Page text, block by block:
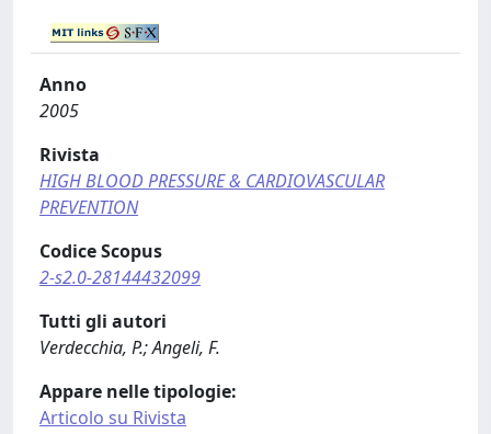
Anno
2005
Rivista
HIGH BLOOD PRESSURE & CARDIOVASCULAR
PREVENTION
Codice Scopus
2-s2.0-28144432099
Tutti gli autori
Verdecchia, P.; Angeli, F.
Appare nelle tipologie:
Articolo su Rivista